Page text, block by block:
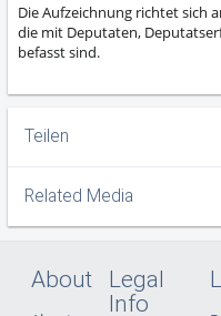
Die Aufzeichnung richtet sich
die mit Deputaten,
befasst sind.
Teilen
Related Media
About
Legal
Info